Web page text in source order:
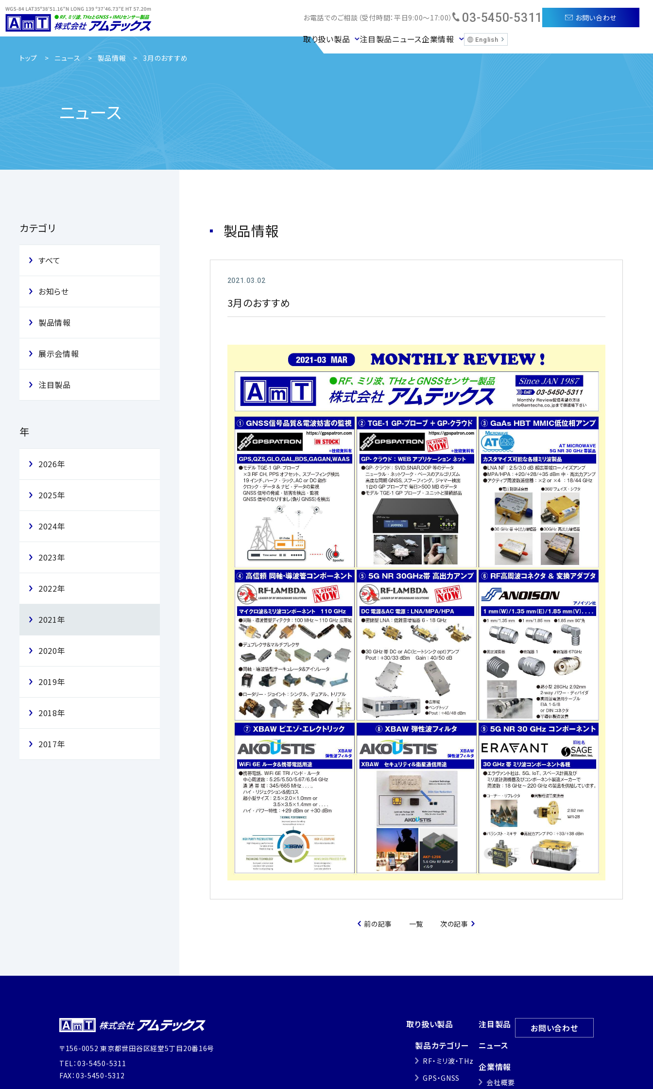
お電話でのご相談（受付時間：平日9:00～17:00） 03-5450-5311 お問い合わせ
取り扱い製品 注目製品ニュース企業情報 English
トップ ニュース 製品情報 3月のおすすめ
ニュース
製品情報
2021.03.02
3月のおすすめ
前の記事 一覧 次の記事
カテゴリ
すべて
お知らせ
製品情報
展示会情報
注目製品
年
2026年
2025年
2024年
2023年
2022年
2021年
2020年
2019年
2018年
2017年
〒156-0052 東京都世田谷区経堂5丁目20番16号
TEL：03-5450-5311
FAX：03-5450-5312
取り扱い製品
製品カテゴリー
RF・ミリ波・THz
GPS・GNSS
注目製品
ニュース
企業情報
会社概要
お問い合わせ